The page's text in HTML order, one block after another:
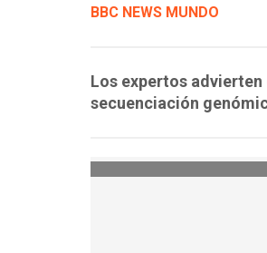
BBC NEWS MUNDO
Los expertos
secuenciación